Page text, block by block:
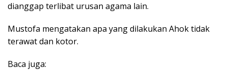
dianggap terlibat urusan agama lain.
Mustofa mengatakan apa yang dilakukan Ahok tidak
terawat dan kotor.
Baca juga: